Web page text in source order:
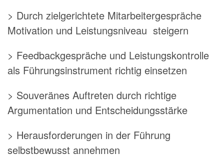
> Durch zielgerichtete Mitarbeitergespräche
Motivation und Leistungsniveau steigern
> Feedbackgespräche und Leistungskontrolle
als Führungsinstrument richtig einsetzen
> Souveränes Auftreten durch richtige
Argumentation und Entscheidungsstärke
> Herausforderungen in der Führung
selbstbewusst annehmen